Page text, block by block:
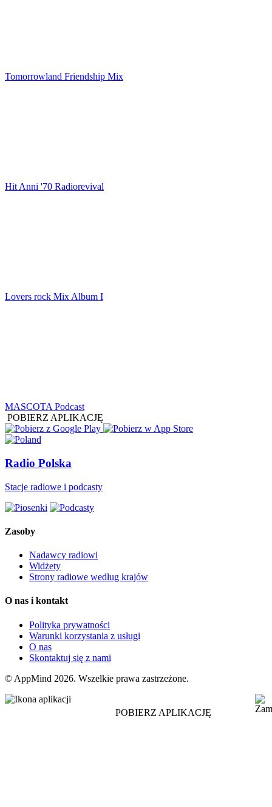
Tomorrowland Friendship Mix
Hit Anni '70 Radiorevival
Lovers rock Mix Album I
MASCOTA Podcast
POBIERZ APLIKACJĘ
Radio Polska
Stacje radiowe i podcasty
Zasoby
Nadawcy radiowi
Widżety
Strony radiowe według krajów
O nas i kontakt
Polityka prywatności
Warunki korzystania z usługi
O nas
Skontaktuj się z nami
© AppMind 2026. Wszelkie prawa zastrzeżone.
POBIERZ APLIKACJĘ